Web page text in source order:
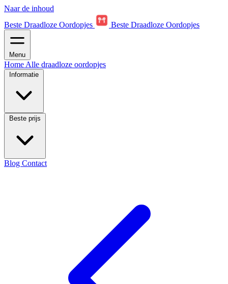
Naar de inhoud
Beste Draadloze Oordopjes
Beste Draadloze Oordopjes
Menu
Home Alle draadloze oordopjes
Informatie
Beste prijs
Blog Contact